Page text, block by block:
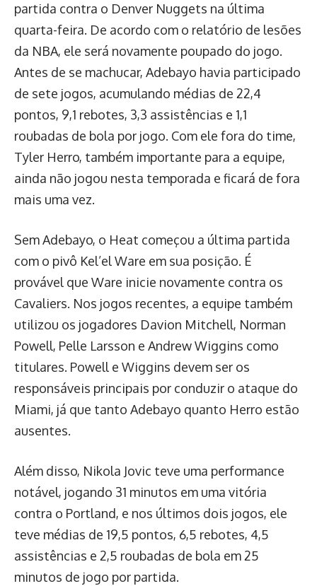
partida contra o Denver Nuggets na última
quarta-feira. De acordo com o relatório de lesões
da NBA, ele será novamente poupado do jogo.
Antes de se machucar, Adebayo havia participado
de sete jogos, acumulando médias de 22,4
pontos, 9,1 rebotes, 3,3 assistências e 1,1
roubadas de bola por jogo. Com ele fora do time,
Tyler Herro, também importante para a equipe,
ainda não jogou nesta temporada e ficará de fora
mais uma vez.
Sem Adebayo, o Heat começou a última partida
com o pivô Kel’el Ware em sua posição. É
provável que Ware inicie novamente contra os
Cavaliers. Nos jogos recentes, a equipe também
utilizou os jogadores Davion Mitchell, Norman
Powell, Pelle Larsson e Andrew Wiggins como
titulares. Powell e Wiggins devem ser os
responsáveis principais por conduzir o ataque do
Miami, já que tanto Adebayo quanto Herro estão
ausentes.
Além disso, Nikola Jovic teve uma performance
notável, jogando 31 minutos em uma vitória
contra o Portland, e nos últimos dois jogos, ele
teve médias de 19,5 pontos, 6,5 rebotes, 4,5
assistências e 2,5 roubadas de bola em 25
minutos de jogo por partida.